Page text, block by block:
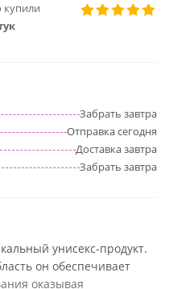
купили
Забрать завтра
Отправкасегодня
Доставказавтра
Забрать завтра
унисекс-продукт.
он обеспечивает
оказывая